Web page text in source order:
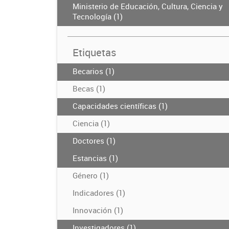
Ministerio de Educación, Cultura, Ciencia y
Tecnología (1)
Etiquetas
Becarios (1)
Becas (1)
Capacidades científicas (1)
Ciencia (1)
Doctores (1)
Estancias (1)
Género (1)
Indicadores (1)
Innovación (1)